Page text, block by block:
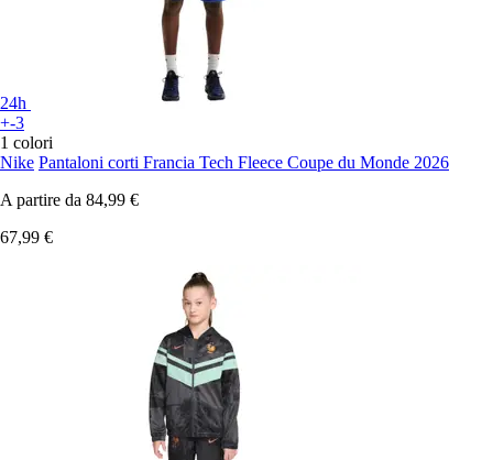
24h
+-3
1 colori
Nike Pantaloni corti Francia Tech Fleece Coupe du Monde 2026
A partire da 84,99 €
67,99 €